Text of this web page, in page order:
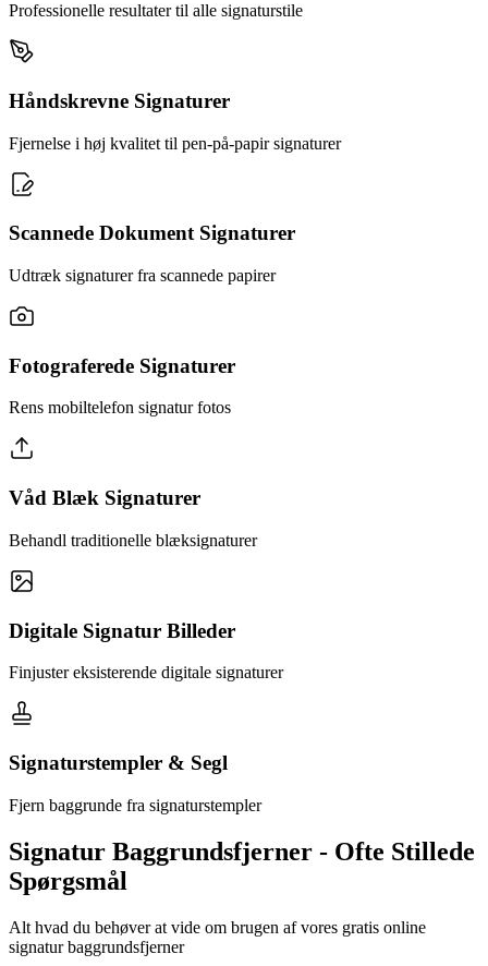
Professionelle resultater til alle signaturstile
Håndskrevne Signaturer
Fjernelse i høj kvalitet til pen-på-papir signaturer
Scannede Dokument Signaturer
Udtræk signaturer fra scannede papirer
Fotograferede Signaturer
Rens mobiltelefon signatur fotos
Våd Blæk Signaturer
Behandl traditionelle blæksignaturer
Digitale Signatur Billeder
Finjuster eksisterende digitale signaturer
Signaturstempler & Segl
Fjern baggrunde fra signaturstempler
Signatur Baggrundsfjerner - Ofte Stillede
Spørgsmål
Alt hvad du behøver at vide om brugen af vores gratis online
signatur baggrundsfjerner